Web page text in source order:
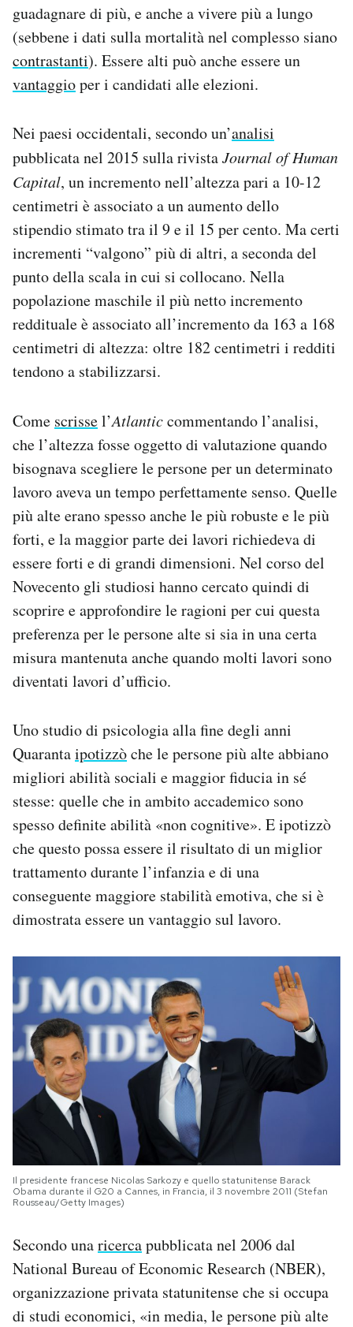
guadagnare di più, e anche a vivere più a lungo
(sebbene i dati sulla mortalità nel complesso siano
contrastanti). Essere alti può anche essere un
vantaggioper i candidati alle elezioni.
Nei paesi occidentali, secondo un’analisi
pubblicata nel 2015 sulla rivistaJournal of Human
Capital, un incremento nell’altezza pari a 10-12
centimetri è associato a un aumento dello
stipendio stimato tra il 9 e il 15 per cento. Ma certi
incrementi “valgono” più di altri, a seconda del
punto della scala in cui si collocano. Nella
popolazione maschile il più netto incremento
reddituale è associato all’incremento da 163 a 168
centimetri di altezza: oltre 182 centimetri i redditi
tendono a stabilizzarsi.
Come scrissel’Atlanticcommentando l’analisi,
che l’altezza fosse oggetto di valutazione quando
bisognava scegliere le persone per un determinato
lavoro aveva un tempo perfettamente senso. Quelle
più alte erano spesso anche le più robuste e le più
forti, e la maggior parte dei lavori richiedeva di
essere forti e di grandi dimensioni. Nel corso del
Novecento gli studiosi hanno cercato quindi di
scoprire e approfondire le ragioni per cui questa
preferenza per le persone alte si sia in una certa
misura mantenuta anche quando molti lavori sono
diventati lavori d’ufficio.
Uno studio di psicologia alla fine degli anni
Quarantaipotizzòche le persone più alte abbiano
migliori abilità sociali e maggior fiducia in sé
stesse: quelle che in ambito accademico sono
spesso definite abilità «non cognitive». E ipotizzò
che questo possa essere il risultato di un miglior
trattamento durante l’infanzia e di una
conseguente maggiore stabilità emotiva, che si è
dimostrata essere un vantaggio sul lavoro.
Il presidente francese Nicolas Sarkozy e quello statunitense Barack
Obama durante il G20 a Cannes, in Francia, il 3 novembre 2011 (Stefan
Rousseau/Getty Images)
Secondo unaricercapubblicata nel 2006 dal
National Bureau of Economic Research (NBER),
organizzazione privata statunitense che si occupa
di studi economici, «in media, le persone più alte